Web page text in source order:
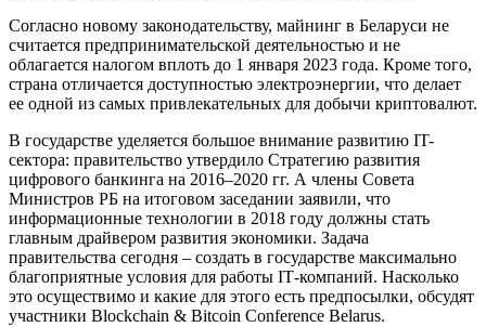
Согласно новому законодательству, майнинг в Беларуси не
считается предпринимательской деятельностью и не
облагается налогом вплоть до 1 января 2023 года. Кроме того,
страна отличается доступностью электроэнергии, что делает
ее одной из самых привлекательных для добычи криптовалют.
В государстве уделяется большое внимание развитию IT-
сектора: правительство утвердило Стратегию развития
цифрового банкинга на 2016–2020 гг. А члены Совета
Министров РБ на итоговом заседании заявили, что
информационные технологии в 2018 году должны стать
главным драйвером развития экономики. Задача
правительства сегодня – создать в государстве максимально
благоприятные условия для работы IТ-компаний. Насколько
это осуществимо и какие для этого есть предпосылки, обсудят
участники Blockchain & Bitcoin Conference Belarus.